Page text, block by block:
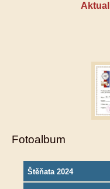
Fotoalbum
Štěňata 2024